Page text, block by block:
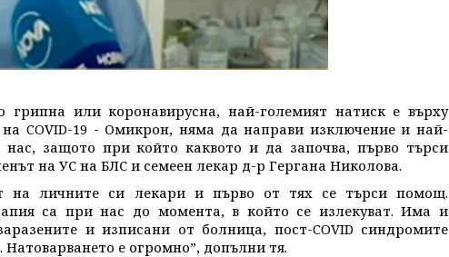
грипна или коронавирусна, най-големият натиск е върху
COVID-19 - Омикрон, няма да направи изключение и най-
защото при който каквото и да започва, първо търси
на УС на БЛС и семеен лекар д-р Гергана Николова.
на личните си лекари и първо от тях се търси помощ.
са при нас до момента, в който се излекуват. Има и
и изписани от болница, пост-COVID синдромите
е огромно”, допълни тя.